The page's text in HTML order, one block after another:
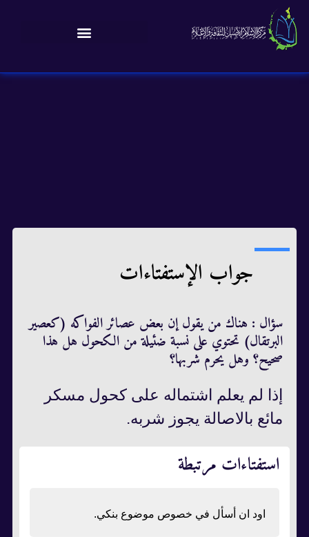
جواب الإستفتاءات
سؤال : هناك من يقول إن بعض عصائر الفواكه (كعصير
البرتقال) تحتوي على نسبة ضئيلة من الكحول هل هذا
صحيح؟ وهل يحرم شربها؟
إذا لم يعلم اشتماله على كحول مسكر
مائع بالاصالة يجوز شربه.
استفتاءات مرتبطة
اود ان أسأل في خصوص موضوع بنكي.